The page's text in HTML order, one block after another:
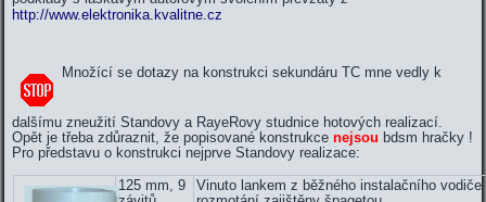
http://www.elektronika.kvalitne.cz
Množící se dotazy na konstrukci sekundáru TC mne vedly k
dalšímu zneužití Standovy a RayeRovy studnice hotových realizací.
Opět je třeba zdůraznit, že popisované konstrukce nejsou bdsm hračky !
Pro představu o konstrukci nejprve Standovy realizace:
125 mm, 9
Vinuto lankem z běžného instalačního